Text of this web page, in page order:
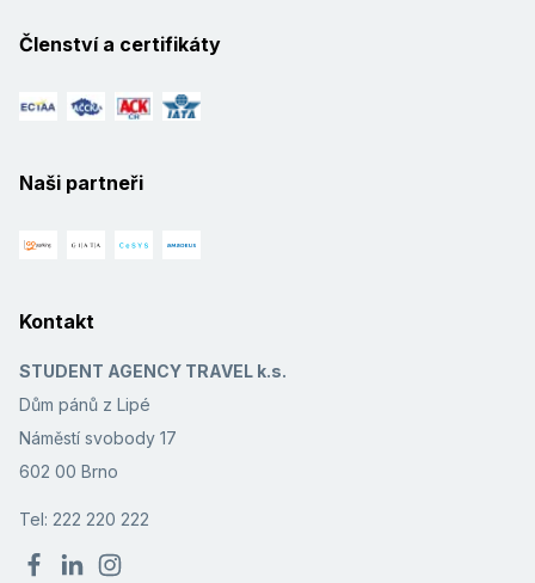
Členství a certifikáty
Naši partneři
Kontakt
STUDENT AGENCY TRAVEL k.s.
Dům pánů z Lipé
Náměstí svobody 17
602 00 Brno
Tel: 222 220 222